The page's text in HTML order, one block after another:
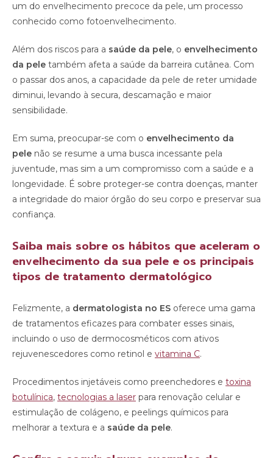
um do envelhecimento precoce da pele, um processo
conhecido como fotoenvelhecimento.
Além dos riscos para a saúde da pele, o envelhecimento
da pele também afeta a saúde da barreira cutânea. Com
o passar dos anos, a capacidade da pele de reter umidade
diminui, levando à secura, descamação e maior
sensibilidade.
Em suma, preocupar-se com o envelhecimento da
pele não se resume a uma busca incessante pela
juventude, mas sim a um compromisso com a saúde e a
longevidade. É sobre proteger-se contra doenças, manter
a integridade do maior órgão do seu corpo e preservar sua
confiança.
Saiba mais sobre os hábitos que aceleram o
envelhecimento da sua pele e os principais
tipos de tratamento dermatológico
Felizmente, a dermatologista no ES oferece uma gama
de tratamentos eficazes para combater esses sinais,
incluindo o uso de dermocosméticos com ativos
rejuvenescedores como retinol e vitamina C.
Procedimentos injetáveis como preenchedores e toxina
botulínica, tecnologias a laser para renovação celular e
estimulação de colágeno, e peelings químicos para
melhorar a textura e a saúde da pele.